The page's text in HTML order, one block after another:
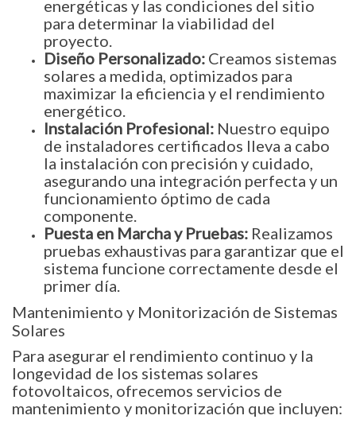
energéticas y las condiciones del sitio
para determinar la viabilidad del
proyecto.
Diseño Personalizado: Creamos sistemas
solares a medida, optimizados para
maximizar la eficiencia y el rendimiento
energético.
Instalación Profesional: Nuestro equipo
de instaladores certificados lleva a cabo
la instalación con precisión y cuidado,
asegurando una integración perfecta y un
funcionamiento óptimo de cada
componente.
Puesta en Marcha y Pruebas: Realizamos
pruebas exhaustivas para garantizar que el
sistema funcione correctamente desde el
primer día.
Mantenimiento y Monitorización de Sistemas
Solares
Para asegurar el rendimiento continuo y la
longevidad de los sistemas solares
fotovoltaicos, ofrecemos servicios de
mantenimiento y monitorización que incluyen: